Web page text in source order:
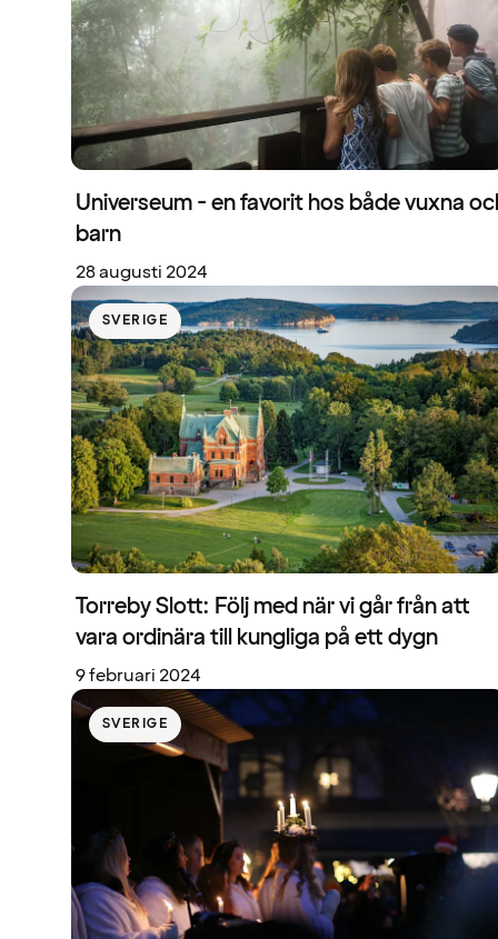
Universeum - en favorit hos både vuxna
barn
28 augusti 2024
SVERIGE
Torreby Slott: Följ med när vi går från att
vara ordinära till kungliga på ett dygn
9 februari 2024
SVERIGE